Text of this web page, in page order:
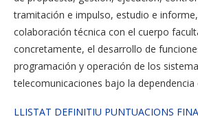
tramitación e impulso, estudio e
colaboración técnica con el cuerpo
concretamente, el desarrollo de
programación y operación de los
telecomunicaciones bajo la dependencia
LLISTAT DEFINITIU PUNTUACIONS